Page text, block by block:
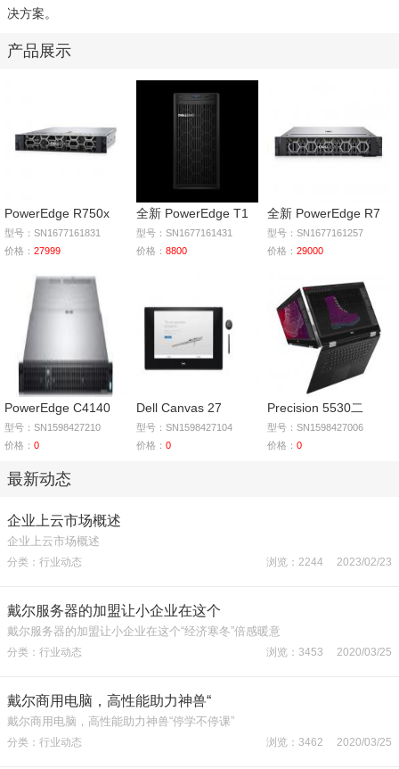
决方案。
产品展示
PowerEdge R750x
型号：SN1677161831
价格： 27999
全新 PowerEdge T1
型号：SN1677161431
价格： 8800
全新 PowerEdge R7
型号：SN1677161257
价格：29000
PowerEdge C4140
型号：SN1598427210
价格： 0
Dell Canvas 27
型号：SN1598427104
价格： 0
Precision 5530二
型号：SN1598427006
价格：0
最新动态
企业上云市场概述
企业上云市场概述
分类：行业动态 浏览：2244 2023/02/23
戴尔服务器的加盟让小企业在这个
戴尔服务器的加盟让小企业在这个“经济寒冬”倍感暖意
分类：行业动态 浏览：3453 2020/03/25
戴尔商用电脑，高性能助力神兽“
戴尔商用电脑，高性能助力神兽“停学不停课”
分类：行业动态 浏览：3462 2020/03/25